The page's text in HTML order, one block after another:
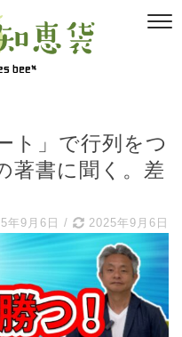
ト」で行列をつ
著書に聞く。差
年9月6日 / 2025年9月6日